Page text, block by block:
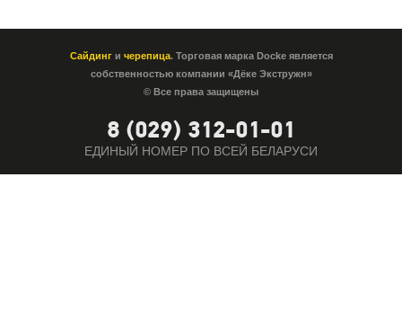
Сайдинги черепица. Торговая марка Docke является
собственностью компании «Дёке Экстружн»
© Все права защищены
8 (029) 312-01-01
ЕДИНЫЙ НОМЕР ПО ВСЕЙ БЕЛАРУСИ